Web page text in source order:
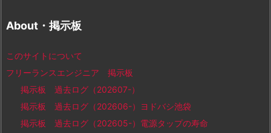
About・掲示板
このサイトについて
フリーランスエンジニア 掲示板
掲示板 過去ログ（202607-）
掲示板 過去ログ（202606-）ヨドバシ池袋
掲示板 過去ログ（202605-）電源タップの寿命